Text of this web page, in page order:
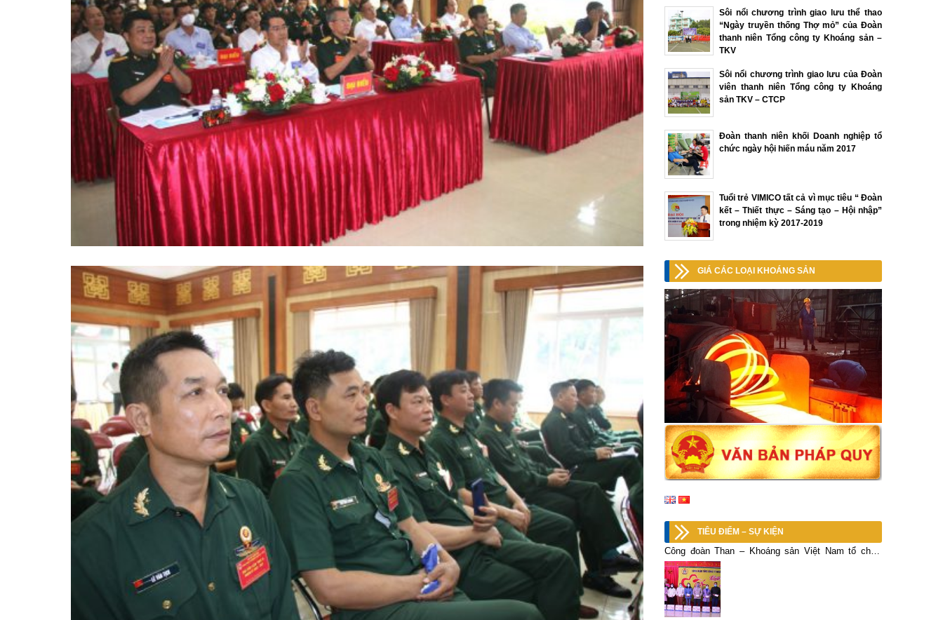
Sôi nổi chương trình giao lưu thể thao
“Ngày truyền thống Thợ mỏ” của Đoàn
thanh niên Tổng công ty Khoáng sản –
TKV
Sôi nổi chương trình giao lưu của Đoàn
viên thanh niên Tổng công ty Khoáng
sản TKV – CTCP
Đoàn thanh niên khối Doanh nghiệp tổ
chức ngày hội hiến máu năm 2017
Tuổi trẻ VIMICO tất cả vì mục tiêu “ Đoàn
kết – Thiết thực – Sáng tạo – Hội nhập”
trong nhiệm kỳ 2017-2019
GIÁ CÁC LOẠI KHOÁNG SẢN
TIÊU ĐIỂM – SỰ KIỆN
Công đoàn Than – Khoáng sản Việt Nam tổ chức
Chương trình Tết thợ mỏ năm 2021